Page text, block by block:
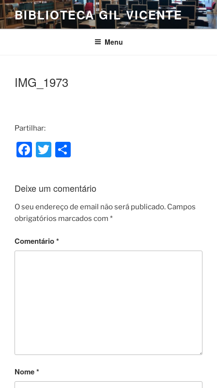
Saltar
para
o
BIBLIOTECA GIL VICENTE
Menu
IMG_1973
Partilhar:
F
e
b
o
o
T
er
ar
e
Deixe um comentário
O seu endereço de email não será publicado. Campos
obrigatórios marcados com *
Comentário*
Nome*